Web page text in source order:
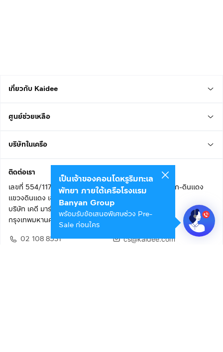
เกี่ยวกับ Kaidee
ศูนย์ช่วยเหลือ
บริษัทในเครือ
ติดต่อเรา
เลขที่ 554/117 อาคารสกายไนน์ เซ็นเตอร์ ชั้น 22 ถนนอโศก-ดินแดง
แขวงดินแดง เขตดินแดง
บริษัท เคดี มาร์เก็ตเพลส จำกัด (สำนักงานใหญ่)
กรุงเทพมหานคร 10400
02 108 8531
cs@kaidee.com
เป็นเจ้าของคอนโดหรูริมทะเล
พัทยา ภายใต้เครือโรงแรม
Banyan Group
พร้อมรับข้อเสนอพิเศษช่วง Pre-
Sale ก่อนใคร